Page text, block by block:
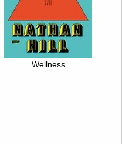
Wellness